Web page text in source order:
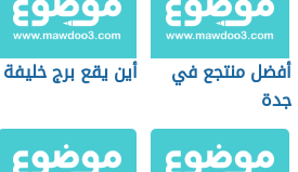
أفضل منتجع في
جدة
أين يقع برج خليفة